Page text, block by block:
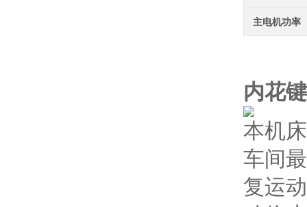
主电机功率
内花键
本机
车间
复运